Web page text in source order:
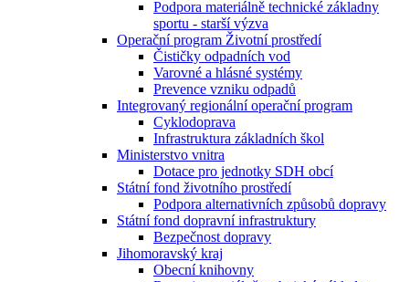
Podpora materiálně technické základny
sportu - starší výzva
Operační program Životní prostředí
Čističky odpadních vod
Varovné a hlásné systémy
Prevence vzniku odpadů
Integrovaný regionální operační program
Cyklodoprava
Infrastruktura základních škol
Ministerstvo vnitra
Dotace pro jednotky SDH obcí
Státní fond životního prostředí
Podpora alternativních způsobů dopravy
Státní fond dopravní infrastruktury
Bezpečnost dopravy
Jihomoravský kraj
Obecní knihovny